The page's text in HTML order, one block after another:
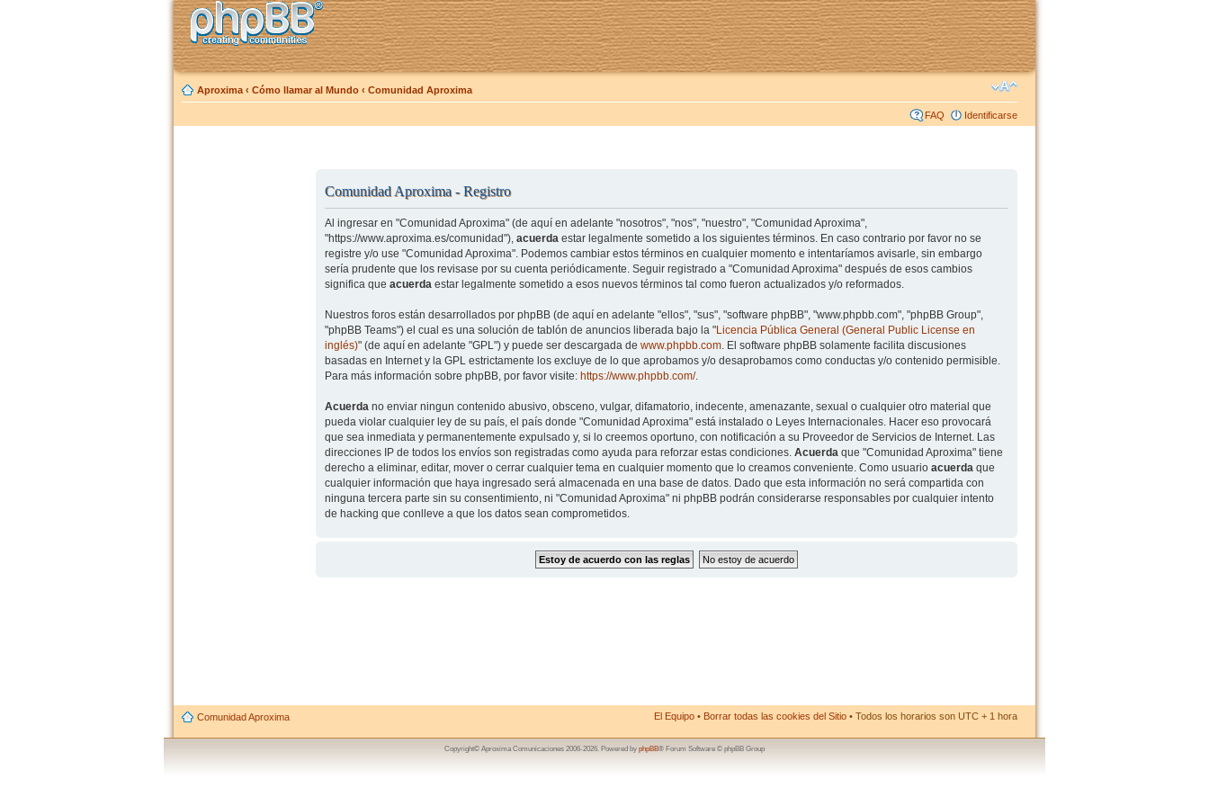
Aproxima ‹ Cómo llamar al Mundo ‹ Comunidad Aproxima
FAQ Identificarse
Comunidad Aproxima - Registro
Al ingresar en "Comunidad Aproxima" (de aquí en adelante "nosotros", "nos", "nuestro", "Comunidad Aproxima",
"https://www.aproxima.es/comunidad"), acuerdaestar legalmente sometido a los siguientes términos. En caso contrario por favor no se
registre y/o use "Comunidad Aproxima". Podemos cambiar estos términos en cualquier momento e intentaríamos avisarle, sin embargo
sería prudente que los revisase por su cuenta periódicamente. Seguir registrado a "Comunidad Aproxima" después de esos cambios
significa que acuerdaestar legalmente sometido a esos nuevos términos tal como fueron actualizados y/o reformados.
Nuestros foros están desarrollados por phpBB (de aquí en adelante "ellos", "sus", "software phpBB", "www.phpbb.com", "phpBB Group",
"phpBB Teams") el cual es una solución de tablón de anuncios liberada bajo la "Licencia Pública General (General Public License en
inglés)" (de aquí en adelante "GPL") y puede ser descargada de www.phpbb.com. El software phpBB solamente facilita discusiones
basadas en Internet y la GPL estrictamente los excluye de lo que aprobamos y/o desaprobamos como conductas y/o contenido permisible.
Para más información sobre phpBB, por favor visite: https://www.phpbb.com/.
Acuerdano enviar ningun contenido abusivo, obsceno, vulgar, difamatorio, indecente, amenazante, sexual o cualquier otro material que
pueda violar cualquier ley de su país, el país donde "Comunidad Aproxima" está instalado o Leyes Internacionales. Hacer eso provocará
que sea inmediata y permanentemente expulsado y, si lo creemos oportuno, con notificación a su Proveedor de Servicios de Internet. Las
direcciones IP de todos los envíos son registradas como ayuda para reforzar estas condiciones. Acuerdaque "Comunidad Aproxima" tiene
derecho a eliminar, editar, mover o cerrar cualquier tema en cualquier momento que lo creamos conveniente. Como usuario acuerdaque
cualquier información que haya ingresado será almacenada en una base de datos. Dado que esta información no será compartida con
ninguna tercera parte sin su consentimiento, ni "Comunidad Aproxima" ni phpBB podrán considerarse responsables por cualquier intento
de hacking que conlleve a que los datos sean comprometidos.
Comunidad Aproxima El Equipo • Borrar todas las cookies del Sitio • Todos los horarios son UTC + 1 hora
Copyright© Aproxima Comunicaciones 2006-2026. Powered by phpBB® Forum Software © phpBB Group